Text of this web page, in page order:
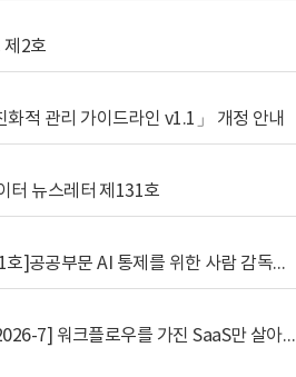
제2호
화적 관리 가이드라인 v1.1」 개정 안내
터 뉴스레터 제131호
[AI.GOV 이슈리포트 2026-1호]공공부문 AI 통제를 위한 사람 감독의 해외 사례 분석 및 시사점
[디지털서비스 이슈리포트2026-7] 워크플로우를 가진 SaaS만 살아남는다